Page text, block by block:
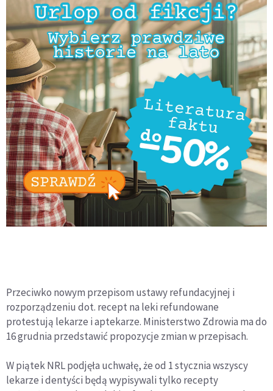
Przeciwko nowym przepisom ustawy refundacyjnej i
rozporządzeniu dot. recept na leki refundowane
protestują lekarze i aptekarze. Ministerstwo Zdrowia ma do
16 grudnia przedstawić propozycje zmian w przepisach.
W piątek NRL podjęła uchwałę, że od 1 stycznia wszyscy
lekarze i dentyści będą wypisywali tylko recepty